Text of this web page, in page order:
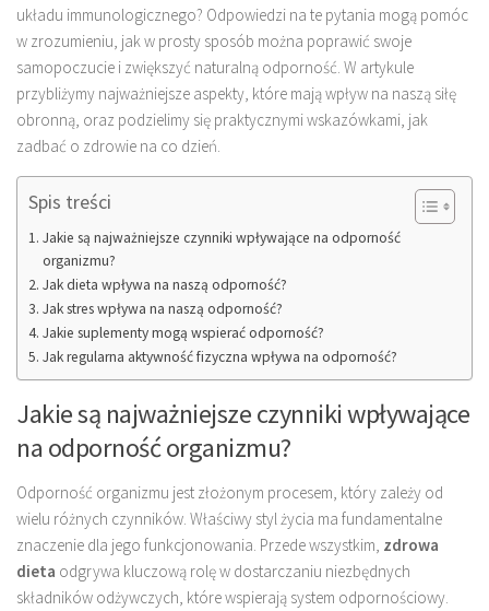
układu immunologicznego? Odpowiedzi na te pytania mogą pomóc
w zrozumieniu, jak w prosty sposób można poprawić swoje
samopoczucie i zwiększyć naturalną odporność. W artykule
przybliżymy najważniejsze aspekty, które mają wpływ na naszą siłę
obronną, oraz podzielimy się praktycznymi wskazówkami, jak
zadbać o zdrowie na co dzień.
Spis treści
Jakie są najważniejsze czynniki wpływające na odporność
organizmu?
Jak dieta wpływa na naszą odporność?
Jak stres wpływa na naszą odporność?
Jakie suplementy mogą wspierać odporność?
Jak regularna aktywność fizyczna wpływa na odporność?
Jakie są najważniejsze czynniki wpływające
na odporność organizmu?
Odporność organizmu jest złożonym procesem, który zależy od
wielu różnych czynników. Właściwy styl życia ma fundamentalne
znaczenie dla jego funkcjonowania. Przede wszystkim, zdrowa
dieta odgrywa kluczową rolę w dostarczaniu niezbędnych
składników odżywczych, które wspierają system odpornościowy.